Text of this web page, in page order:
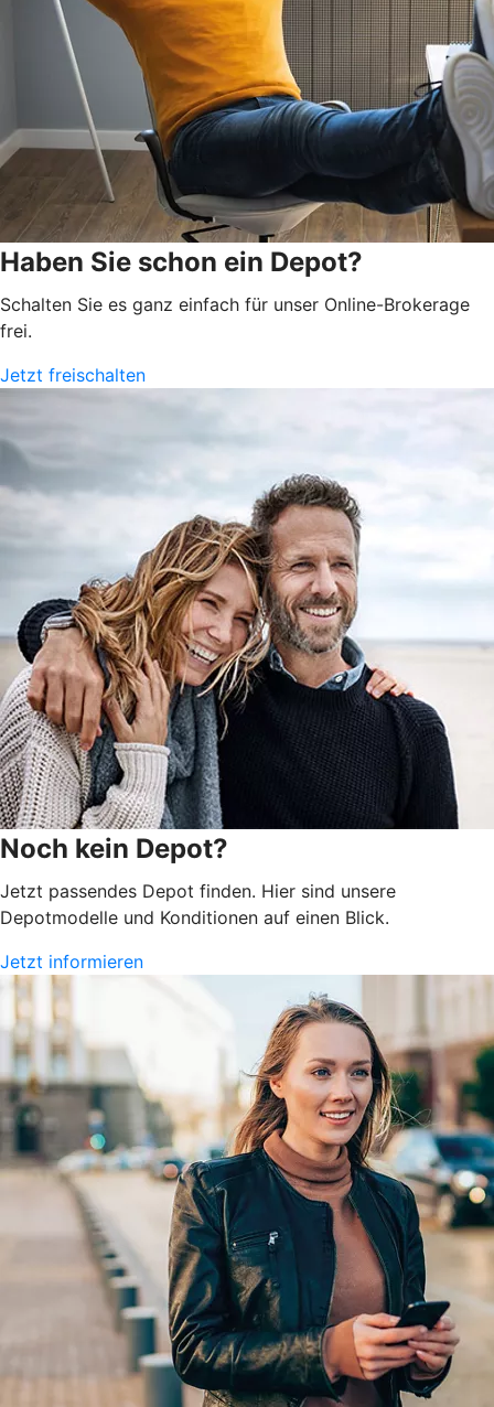
Haben Sie schon ein Depot?
Schalten Sie es ganz einfach für unser Online-Brokerage
frei.
Jetzt freischalten
Noch kein Depot?
Jetzt passendes Depot finden. Hier sind unsere
Depotmodelle und Konditionen auf einen Blick.
Jetzt informieren